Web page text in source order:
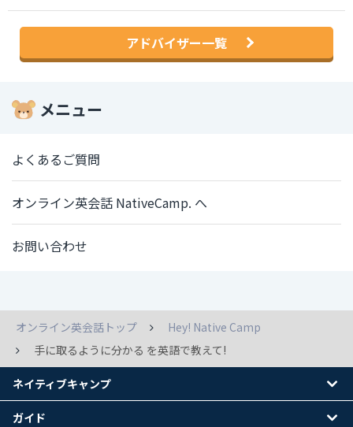
アドバイザー一覧
メニュー
よくあるご質問
オンライン英会話 NativeCamp. へ
お問い合わせ
オンライン英会話トップ
Hey! Native Camp
手に取るように分かる を英語で教えて!
ネイティブキャンプ
ガイド